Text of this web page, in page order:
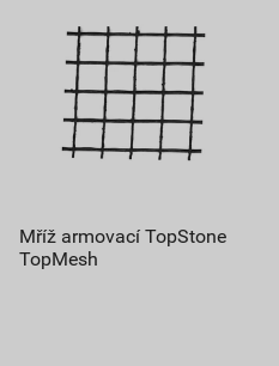
Mříž armovací TopStone
TopMesh